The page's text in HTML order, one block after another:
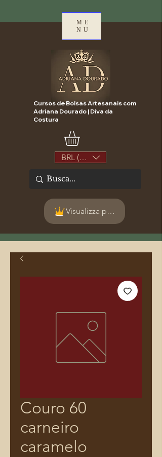
ME
NU
Cursos de Bolsas Artesanais com
Adriana Dourado | Diva da
Costura
BRL (R$)
Visualizza punti
Couro 60
carneiro
caramelo